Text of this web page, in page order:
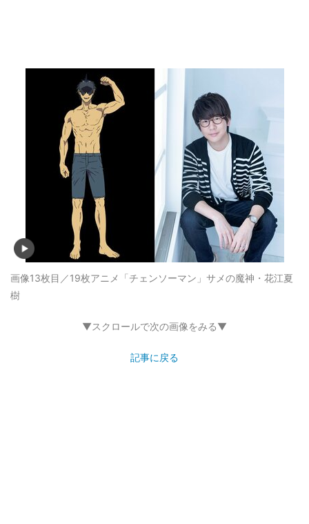
画像13枚目／19枚アニメ「チェンソーマン」サメの魔神・花江夏
樹
▼スクロールで次の画像をみる▼
記事に戻る